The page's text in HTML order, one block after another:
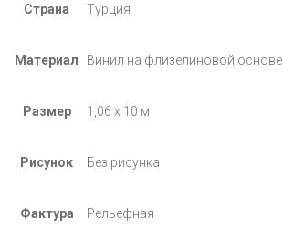
Страна Турция
Материал Винил на флизелиновой основе
Размер 1,06 х 10 м
Рисунок Без рисунка
Фактура Рельефная